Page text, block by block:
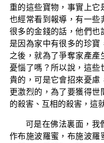
重的這些寶物，事實上它
也經常看到報導，有一些
很多的金錢的話，他們也
是因為家中有很多的珍寶
之後，就為了爭奪家產產
憂惱了嗎？所以說，這些
貴的，可是它會招來憂慮
更激烈的，為了要獲得
的殺害、互相的殺害，這
可是在佛法裏面，我
作布施波羅蜜，布施波羅